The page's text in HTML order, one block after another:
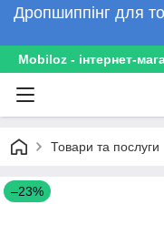
Дропшиппінг для
Mobiloz - інтернет-
Товари та послуги
–23%